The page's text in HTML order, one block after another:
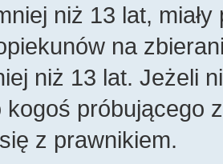
niż 13 lat,
na
niż 13 lat. Jeżeli
kogoś próbującego
z prawnikiem.